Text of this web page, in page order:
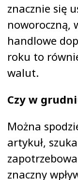
znacznie się
noworoczną,
handlowe
roku to
walut.
Czy w
Można
artykuł,
znaczny